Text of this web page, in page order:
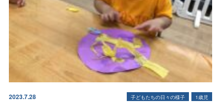
2023.7.28 1歳児
子どもたちの日々の様子